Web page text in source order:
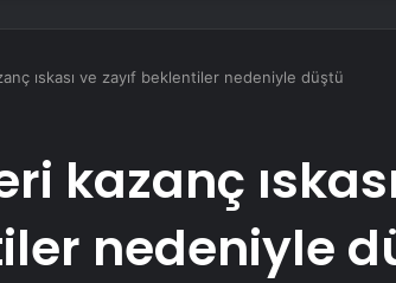
ıskası ve zayıf beklentiler nedeniyle düştü
kazanç
nedeniyle